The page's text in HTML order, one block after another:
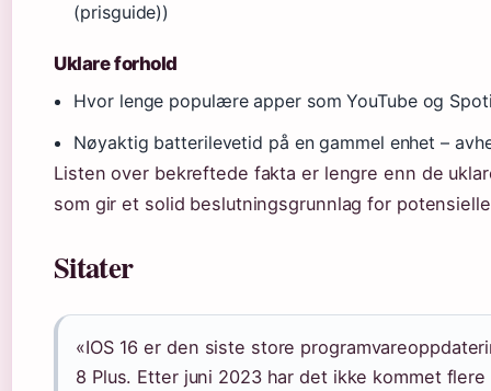
(prisguide))
Uklare forhold
Hvor lenge populære apper som YouTube og
Nøyaktig batterilevetid på en gammel enhet –
Listen over bekreftede fakta er lengre enn de
som gir et solid beslutningsgrunnlag for
Sitater
«IOS 16 er den siste store
8 Plus. Etter juni 2023 har det ikke kommet flere